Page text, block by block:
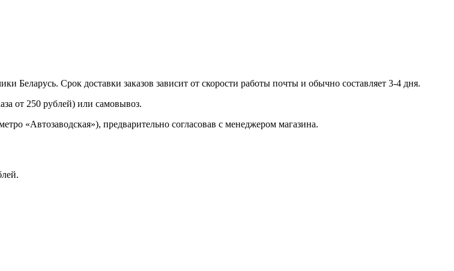
Беларусь. Срок доставки заказов зависит от скорости работы почты и обычно составляет 3-4 дня.
от 250 рублей) или самовывоз.
«Автозаводская»), предварительно согласовав с менеджером магазина.